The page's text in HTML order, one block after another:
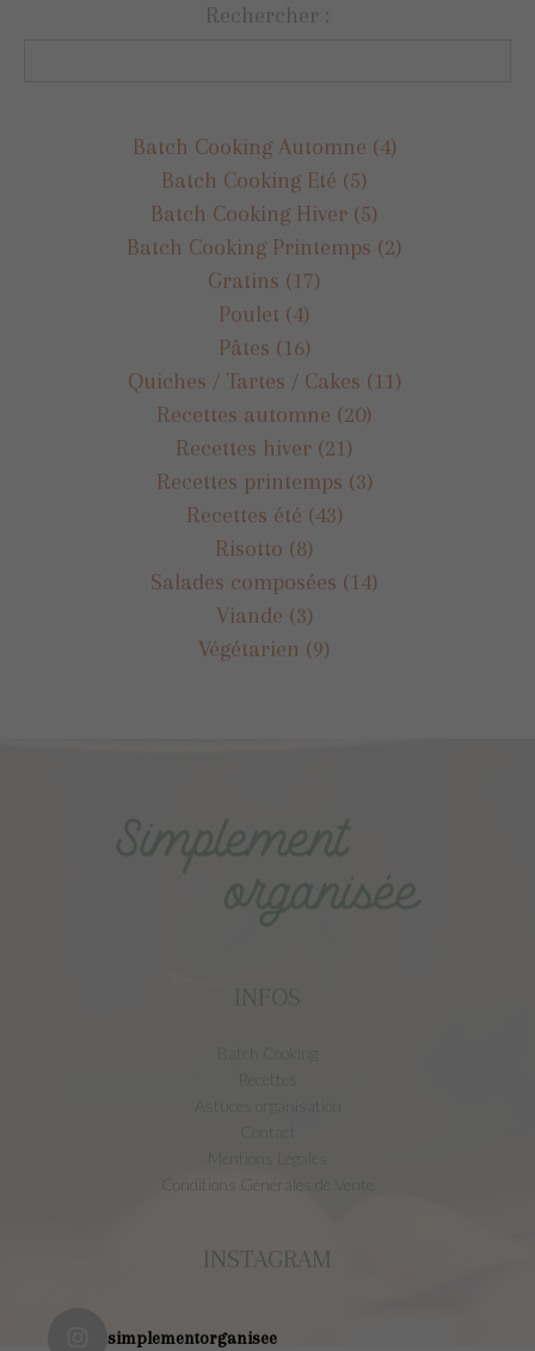
Rechercher :
Batch Cooking Automne (4)
Batch Cooking Eté (5)
Batch Cooking Hiver (5)
Batch Cooking Printemps (2)
Gratins (17)
Poulet (4)
Pâtes (16)
Quiches / Tartes / Cakes (11)
Recettes automne (20)
Recettes hiver (21)
Recettes printemps (3)
Recettes été (43)
Risotto (8)
Salades composées (14)
Viande (3)
Végétarien (9)
INFOS
Conditions Générales de Vente
INSTAGRAM
simplementorganisee